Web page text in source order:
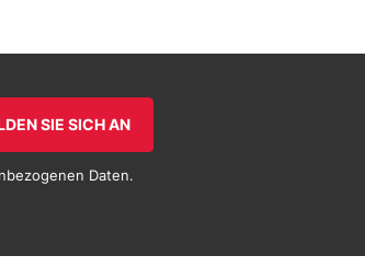
SIE SICH AN
Daten.